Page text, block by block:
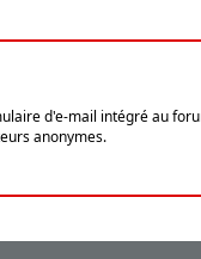
d'e-mail intégré au
anonymes.